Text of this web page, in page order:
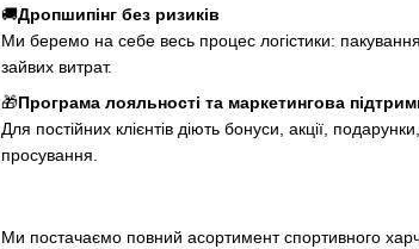
🚚Дропшипінг без ризиків
Ми беремо на себе весь процес логістики:
зайвих витрат.
🎁Програма лояльності та маркетингова
Для постійних клієнтів діють бонуси, акції,
просування.
Ми постачаємо повний асортимент спортивного